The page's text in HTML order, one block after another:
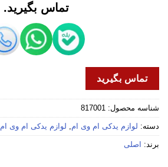
تماس بگیرید.
تماس بگیرید
شناسه محصول: 817001
دسته: لوازم یدکی ام وی ام, لوازم یدکی ام وی ام 110
برند: اصلی